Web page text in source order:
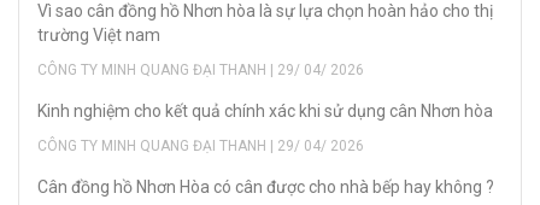
Vì sao cân đồng hồ Nhơn hòa là sự lựa chọn hoàn hảo cho thị
trường Việt nam
CÔNG TY MINH QUANG ĐẠI THANH | 29/ 04/ 2026
Kinh nghiệm cho kết quả chính xác khi sử dụng cân Nhơn hòa
CÔNG TY MINH QUANG ĐẠI THANH | 29/ 04/ 2026
Cân đồng hồ Nhơn Hòa có cân được cho nhà bếp hay không ?